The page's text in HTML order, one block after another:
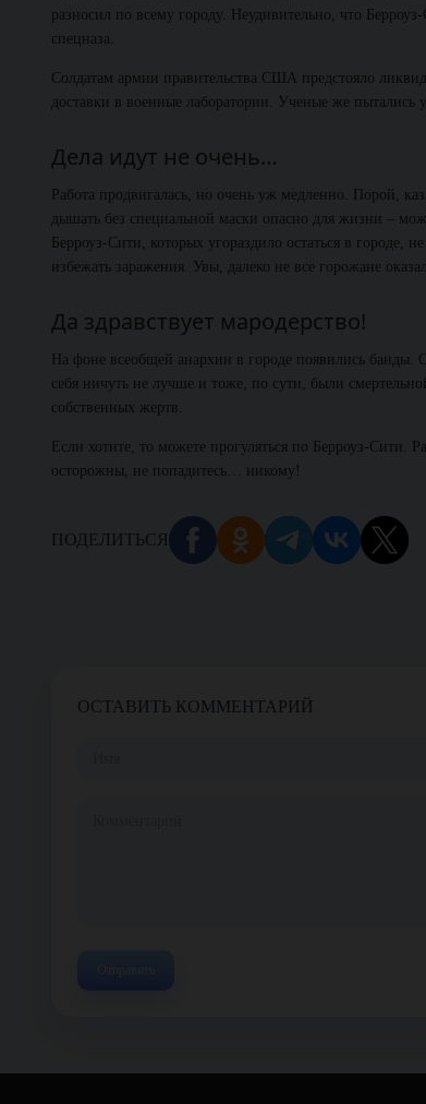
разносил по всему городу. Неудивительно, что
спецназа.
Солдатам армии правительства США предстояло
доставки в военные лаборатории. Ученые же пытались
Дела идут не очень…
Работа продвигалась, но очень уж медленно. Порой,
дышать без специальной маски опасно для жизни –
Берроуз-Сити, которых угораздило остаться в
избежать заражения. Увы, далеко не все горожане
Да здравствует мародерство!
На фоне всеобщей анархии в городе появились банды.
себя ничуть не лучше и тоже, по сути, были
собственных жертв.
Если хотите, то можете прогуляться по Берроуз-Сити.
осторожны, не попадитесь… никому!
ПОДЕЛИТЬСЯ
ОСТАВИТЬ КОММЕНТАРИЙ